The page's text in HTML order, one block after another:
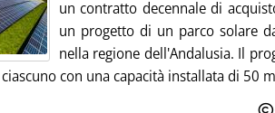
un contratto decennale di
un progetto di un parco solare
nella regione dell'Andalusia. Il
con una capacità installata di 50